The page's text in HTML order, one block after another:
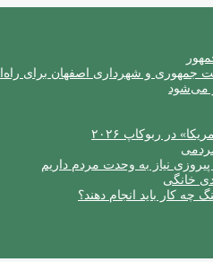
جمهوری و شهرداری اصفهان برای
می‌شود
نیاز به وحدت مردم داریم
خانگی
کار باید انجام دهند؟